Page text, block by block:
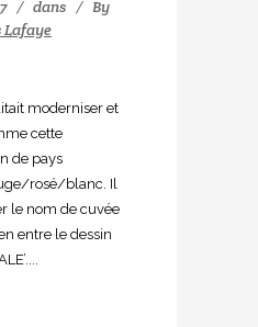
dans
By
Lafaye
moderniser et
cette
de pays
rosé/blanc. Il
le nom de cuvée
entre le dessin